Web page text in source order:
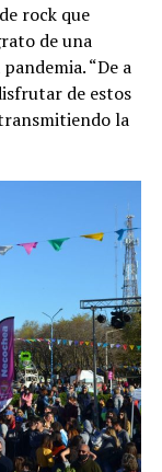
rock que
de una
“De a
de estos
la